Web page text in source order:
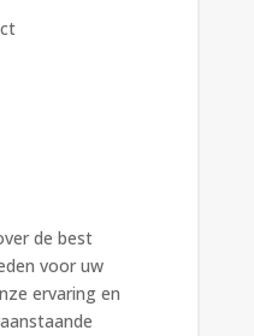
de best
voor uw
ervaring en